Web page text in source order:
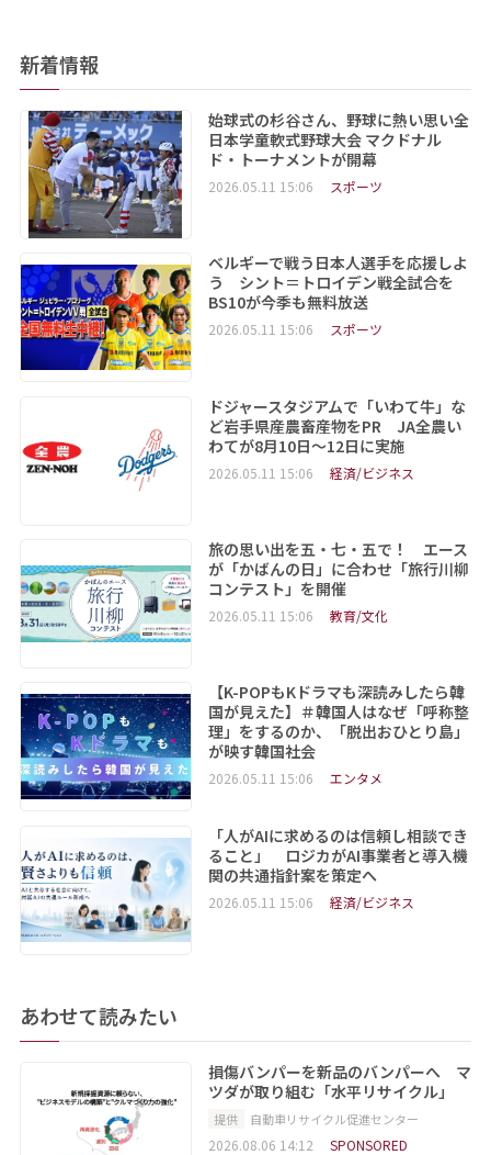
新着情報
始球式の杉谷さん、野球に熱い思い全
日本学童軟式野球大会 マクドナル
ド・トーナメントが開幕
2026.05.11 15:06 スポーツ
ベルギーで戦う日本人選手を応援しよ
う シント＝トロイデン戦全試合を
BS10が今季も無料放送
2026.05.11 15:06 スポーツ
ドジャースタジアムで「いわて牛」な
ど岩手県産農畜産物をPR JA全農い
わてが8月10日～12日に実施
2026.05.11 15:06 経済/ビジネス
旅の思い出を五・七・五で！ エース
が「かばんの日」に合わせ「旅行川柳
コンテスト」を開催
2026.05.11 15:06 教育/文化
【K-POPもKドラマも深読みしたら韓
国が見えた】＃韓国人はなぜ「呼称整
理」をするのか、「脱出おひとり島」
が映す韓国社会
2026.05.11 15:06 エンタメ
「人がAIに求めるのは信頼し相談でき
ること」 ロジカがAI事業者と導入機
関の共通指針案を策定へ
2026.05.11 15:06 経済/ビジネス
あわせて読みたい
損傷バンパーを新品のバンパーへ マ
ツダが取り組む「水平リサイクル」
提供 自動車リサイクル促進センター
2026.08.06 14:12 SPONSORED